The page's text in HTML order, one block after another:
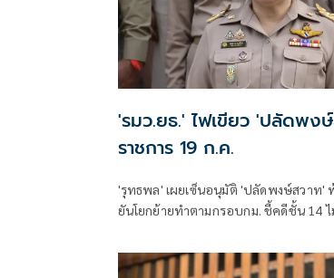
'รมว.ยธ.' ไฟเขียว 'ปลัดพง
ราชการ 19 ก.ค.
'รุทธพล' เผยเซ็นอนุมัติ 'ปลัดพงษ์สวาท'
ยันโยกย้ายทำตามกรอบกม. ชี้คดีชั้น 14 ไ